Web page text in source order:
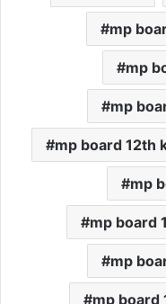
mp
mp
mp
mp board 12th
mp
mp board
mp
mp board